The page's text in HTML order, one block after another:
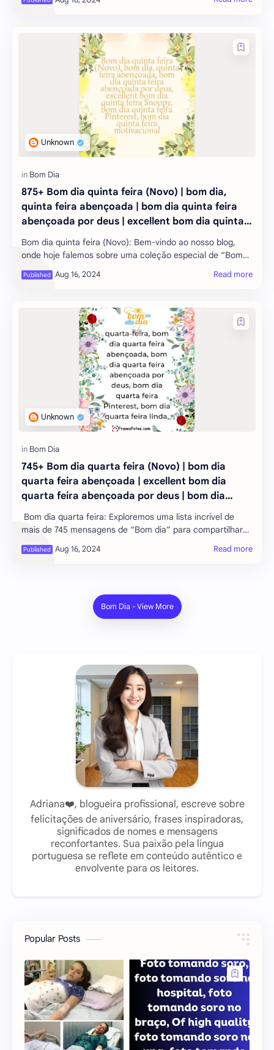
exploremos mais de 98 maneiras de diz
875+ Bom dia quinta feira (Novo) | bom dia,
quinta feira abençoada | bom dia quinta feira
abençoada por deus | excellent bom dia quinta
feira Snoopy | bom dia quinta feira Pinterest |
bom dia quinta feira motivacional
Bom dia quinta feira (Novo): Bem-vindo ao nosso blog,
onde hoje falemos sobre uma coleção especial de “Bom
dia quinta-feira (Novo)”. Se você está procurando
maneiras de começar o seu dia com posi
745+ Bom dia quarta feira (Novo) | bom dia
quarta feira abençoada | excellent bom dia
quarta feira abençoada por deus | bom dia
quarta feira Pinterest | bom dia quarta feira
linda | bom dia quarta feira engraçada
Bom dia quarta feira: Exploremos uma lista incrível de
mais de 745 mensagens de “Bom dia” para compartilhar
com seus amigos e familiares durante a quarta-feira.
Prepare-se para espalhar ale
Adriana❤️, blogueira profissional, escreve sobre
felicitações de aniversário, frases inspiradoras,
significados de nomes e mensagens
reconfortantes. Sua paixão pela língua
portuguesa se reflete em conteúdo autêntico e
envolvente para os leitores.
Popular Posts